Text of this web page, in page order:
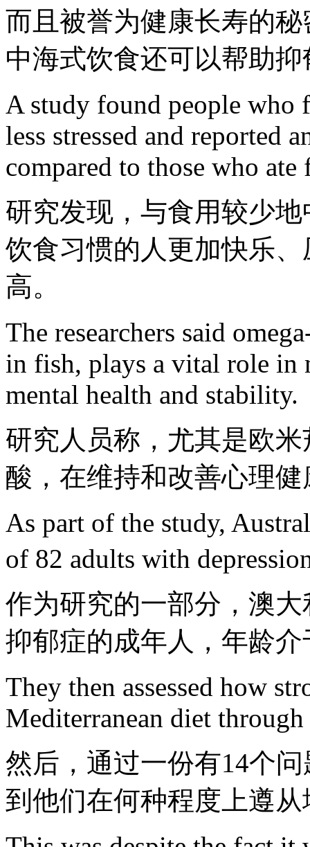
而且被誉为健康长寿的
中海式饮食还可以帮助
A study found people who
less stressed and reported
compared to those who
研究发现，与食用较少
饮食习惯的人更加快乐
高。
The researchers said
in fish, plays a vital role in
mental health and stability.
研究人员称，尤其是欧
酸，在维持和改善心理
As part of the study,
of 82 adults with
作为研究的一部分，澳
抑郁症的成年人，年龄介
They then assessed how
Mediterranean diet
然后，通过一份有14个
到他们在何种程度上遵